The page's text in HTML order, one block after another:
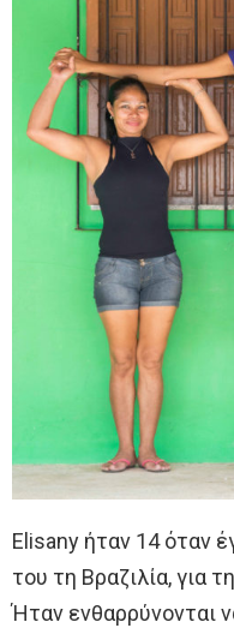
Elisany ήταν 14 όταν
του τη Βραζιλία, για
Ήταν ενθαρρύνονται